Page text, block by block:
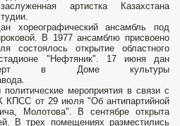
артистка Казахстана
хореографический ансамбль под
В 1977 ансамблю присвоено
состоялось открытие областного
"Нефтяник". 17 июня дан
в Доме культуры
мероприятия в связи с
КПСС от 29 июля "Об антипартийной
Молотова". В сентябре открыта
В трех помещениях разместились